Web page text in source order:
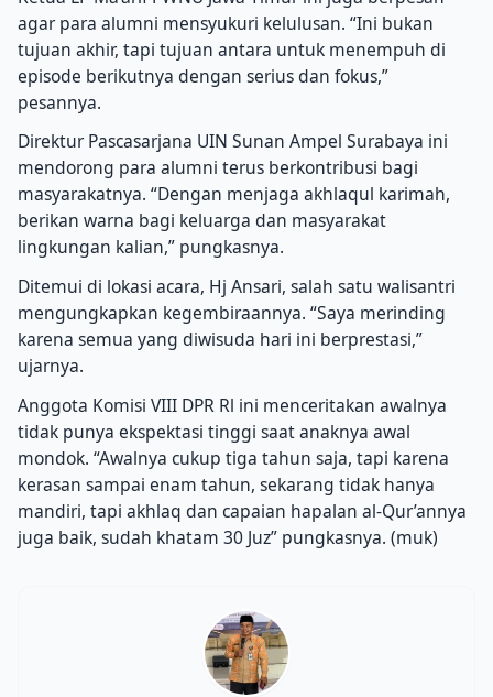
agar para alumni mensyukuri kelulusan. “Ini bukan
tujuan akhir, tapi tujuan antara untuk menempuh di
episode berikutnya dengan serius dan fokus,”
pesannya.
Direktur Pascasarjana UIN Sunan Ampel Surabaya ini
mendorong para alumni terus berkontribusi bagi
masyarakatnya. “Dengan menjaga akhlaqul karimah,
berikan warna bagi keluarga dan masyarakat
lingkungan kalian,” pungkasnya.
Ditemui di lokasi acara, Hj Ansari, salah satu walisantri
mengungkapkan kegembiraannya. “Saya merinding
karena semua yang diwisuda hari ini berprestasi,”
ujarnya.
Anggota Komisi VIII DPR Rl ini menceritakan awalnya
tidak punya ekspektasi tinggi saat anaknya awal
mondok. “Awalnya cukup tiga tahun saja, tapi karena
kerasan sampai enam tahun, sekarang tidak hanya
mandiri, tapi akhlaq dan capaian hapalan al-Qur’annya
juga baik, sudah khatam 30 Juz” pungkasnya. (muk)